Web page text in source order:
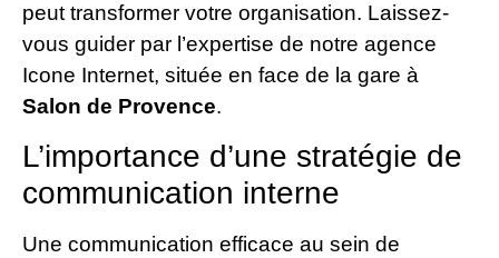
peut transformer votre organisation. Laissez-
vous guider par l’expertise de notre agence
Icone Internet, située en face de la gare à
Salon de Provence.
L’importance d’une stratégie de
communication interne
Une communication efficace au sein de